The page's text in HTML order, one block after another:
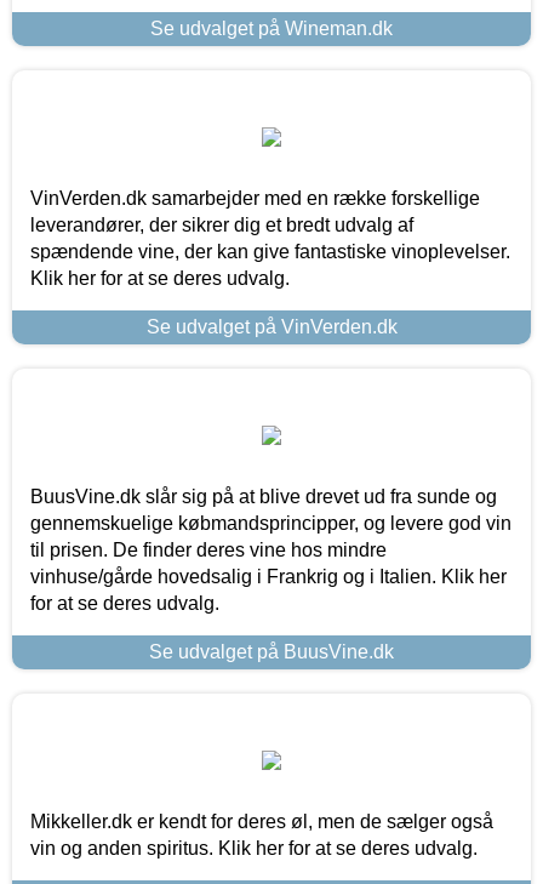
Se udvalget på Wineman.dk
VinVerden.dk samarbejder med en række forskellige
leverandører, der sikrer dig et bredt udvalg af
spændende vine, der kan give fantastiske vinoplevelser.
Klik her for at se deres udvalg.
Se udvalget på VinVerden.dk
BuusVine.dk slår sig på at blive drevet ud fra sunde og
gennemskuelige købmandsprincipper, og levere god vin
til prisen. De finder deres vine hos mindre
vinhuse/gårde hovedsalig i Frankrig og i Italien. Klik her
for at se deres udvalg.
Se udvalget på BuusVine.dk
Mikkeller.dk er kendt for deres øl, men de sælger også
vin og anden spiritus. Klik her for at se deres udvalg.